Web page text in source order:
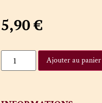
5,90€
Ajouter au panier